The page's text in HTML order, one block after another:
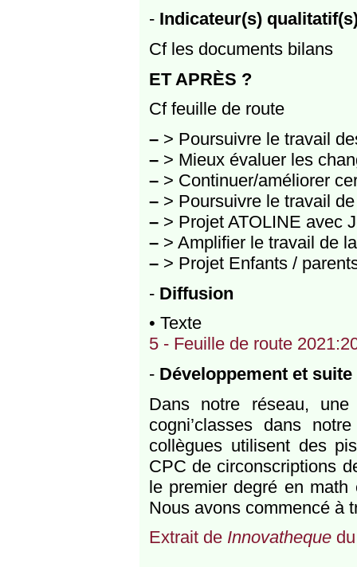
- Indicateur(s)
Cf les documents bilans
ET APRÈS ?
Cf feuille de route
–> Poursuivre le travail
–> Mieux évaluer les
–> Continuer/améliorer
–> Poursuivre le travail
–> Projet ATOLINE avec
–> Amplifier le travail de
–> Projet Enfants /
- Diffusion
• Texte
5 - Feuille de route
- Développement et suite
Dans notre réseau,
cogni’classes dans
collègues utilisent des
CPC de circonscriptions
le premier degré en
Nous avons commencé à
Extrait de Innovathequedu